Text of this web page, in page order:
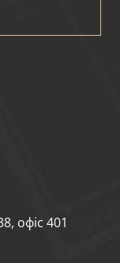
офіс 401